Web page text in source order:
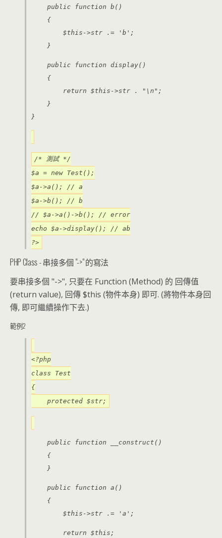
public function b()
{
$this->str .= 'b';
}
public function display()
{
return $this->str . "\n";
}
}
/* 測試 */
$a = new Test();
$a->a(); // a
$a->b(); // b
// $a->a()->b(); // error
echo $a->display(); // ab
?>
PHP Class - 串接多個 "->" 的寫法
要串接多個 "->", 只要在 Function (Method) 的 回傳值
(return value), 回傳 $this (物件本身) 即可. (將物件本身回
傳, 即可繼續操作下去.)
範例2
<?php
class Test
{
protected $str;
public function __construct()
{
}
public function a()
{
$this->str .= 'a';
return $this;